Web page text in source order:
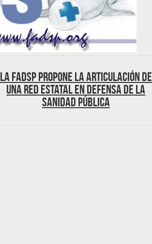
LA FADSP propone la articulación de
una RED ESTATAL EN DEFENSA DE LA
SANIDAD PÚBLICA